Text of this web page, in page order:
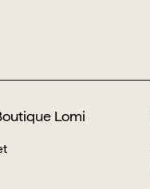
Lomi